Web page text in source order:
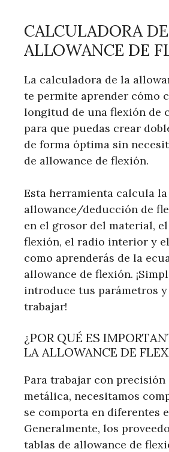
CALCULADORA
ALLOWANCE DE
La calculadora de la
te permite aprender cómo
longitud de una flexión de
para que puedas crear
de forma óptima sin
de allowance de flexión.
Esta herramienta calcula la
allowance/deducción de
en el grosor del material,
flexión, el radio interior y
como aprenderás de la
allowance de flexión.
introduce tus parámetros y
trabajar!
¿POR QUÉ ES
LA ALLOWANCE DE
Para trabajar con precisión
metálica, necesitamos
se comporta en diferentes
Generalmente, los
tablas de allowance de